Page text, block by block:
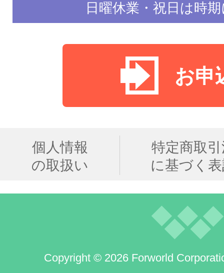
日曜休業・祝日は時
お申
個人情報
の取扱い
特定商取
に基づく
Copyright © 2026 Forworld